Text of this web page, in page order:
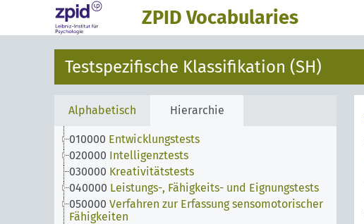
ZPID Vocabularies
Testspezifische Klassifikation (SH)
Alphabetisch Hierarchie
010000 Entwicklungstests
020000 Intelligenztests
030000 Kreativitätstests
040000 Leistungs-, Fähigkeits- und Eignungstests
050000 Verfahren zur Erfassung sensomotorischer
Fähigkeiten